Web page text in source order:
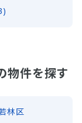
物件を探す
林区